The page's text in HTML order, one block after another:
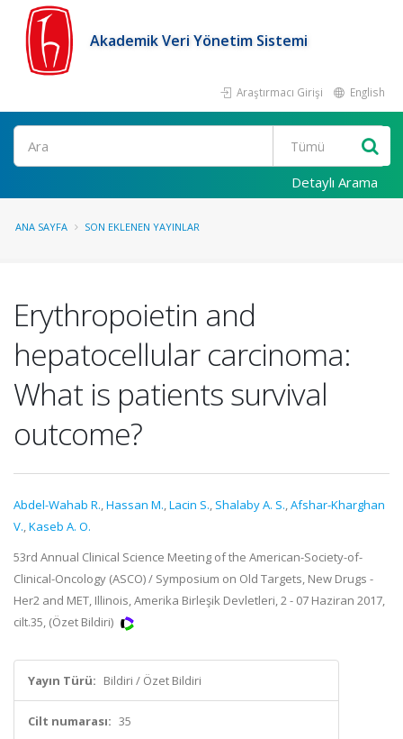
Akademik Veri Yönetim Sistemi
Araştırmacı Girişi English
Ara
Detaylı Arama
ANA SAYFA SON EKLENEN YAYINLAR
Erythropoietin and
hepatocellular carcinoma:
What is patients survival
outcome?
Abdel-Wahab R.,Hassan M.,Lacin S., Shalaby A. S.,Afshar-Kharghan
V.,Kaseb A. O.
53rd Annual Clinical Science Meeting of the American-Society-of-
Clinical-Oncology (ASCO) / Symposium on Old Targets, New Drugs -
Her2 and MET, Illinois, Amerika Birleşik Devletleri, 2 - 07 Haziran 2017,
cilt.35, (Özet Bildiri)
Yayın Türü: Bildiri / Özet Bildiri
Cilt numarası: 35